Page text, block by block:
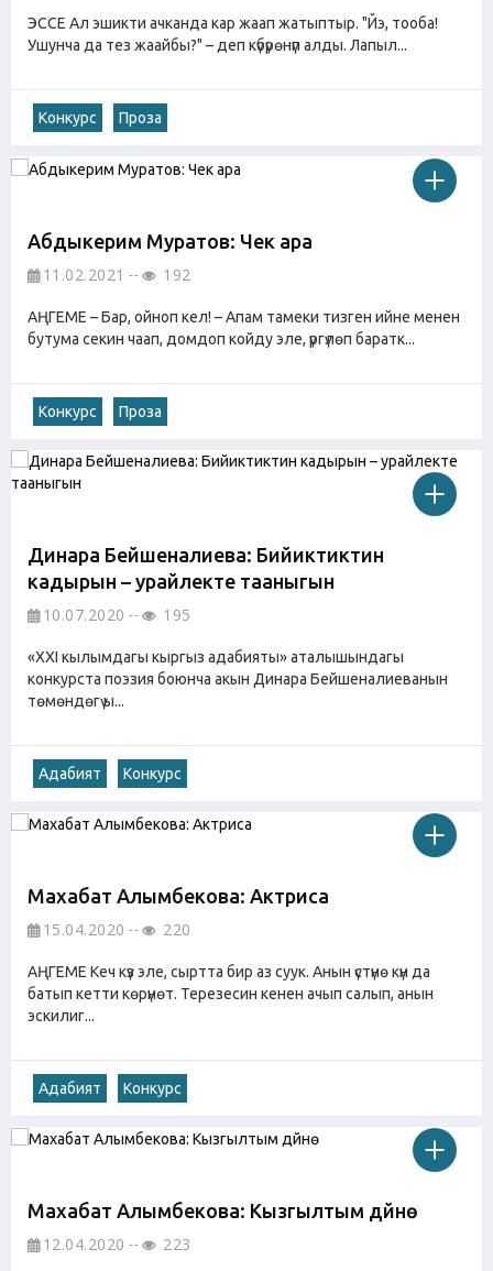
ЭССЕ Ал эшикти ачканда кар жаап жатыптыр. "Йэ, тооба!
Ушунча да тез жаайбы?" – деп күбүрөнүп алды. Лапыл...
Конкурс Проза
Абдыкерим Муратов: Чек ара
11.02.2021 192
АҢГЕМЕ – Бар, ойноп кел! – Апам тамеки тизген ийне менен
бутума секин чаап, домдоп койду эле, үргүлөп баратк...
Конкурс Проза
Динара Бейшеналиева: Бийиктиктин
кадырын – урайлекте тааныгын
10.07.2020 195
«XXI кылымдагы кыргыз адабияты» аталышындагы
конкурста поэзия боюнча акын Динара Бейшеналиеванын
төмөндөгү ы...
Адабият Конкурс
Махабат Алымбекова: Актриса
15.04.2020 220
АҢГЕМЕ Кеч күз эле, сыртта бир аз суук. Анын үстүнө күн да
батып кетти көрүнөт. Терезесин кенен ачып салып, анын
эскилиг...
Адабият Конкурс
Махабат Алымбекова: Кызгылтым дүйнө
12.04.2020 223